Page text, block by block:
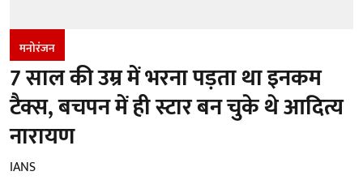
मनोरंजन
7 साल की उम्र में भरना पड़ता था इनकम
टैक्स, बचपन में ही स्टार बन चुके थे आदित्य
नारायण
IANS